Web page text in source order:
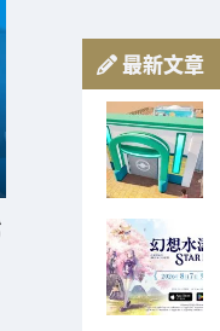
最新文章